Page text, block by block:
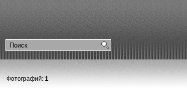
Фотографий: 1